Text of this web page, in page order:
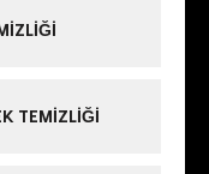
TEMIZLIĞI